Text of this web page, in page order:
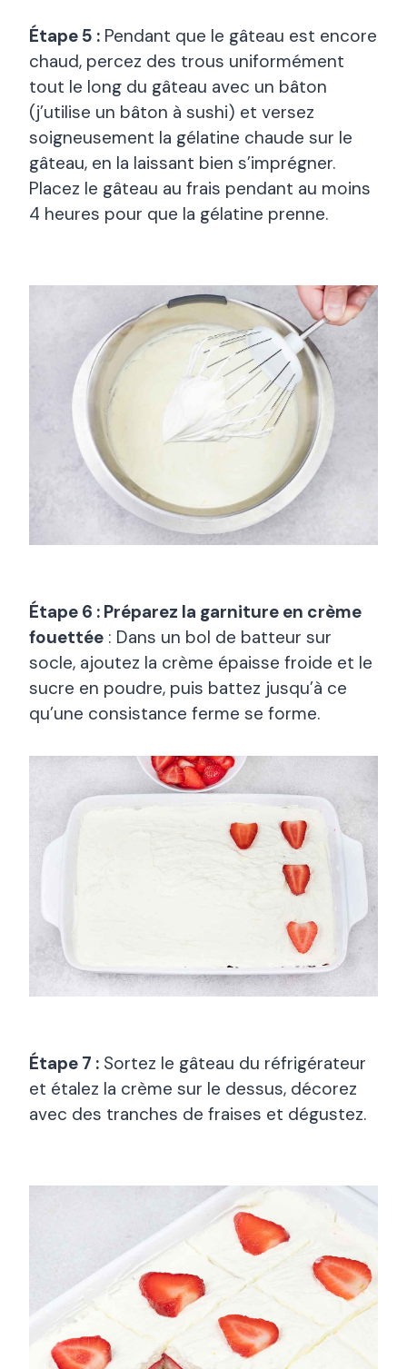
Étape 5 : Pendant que le gâteau est encore
chaud, percez des trous uniformément
tout le long du gâteau avec un bâton
(j’utilise un bâton à sushi) et versez
soigneusement la gélatine chaude sur le
gâteau, en la laissant bien s’imprégner.
Placez le gâteau au frais pendant au moins
4 heures pour que la gélatine prenne.
Étape 6 : Préparez la garniture en crème
fouettée : Dans un bol de batteur sur
socle, ajoutez la crème épaisse froide et le
sucre en poudre, puis battez jusqu’à ce
qu’une consistance ferme se forme.
Étape 7 : Sortez le gâteau du réfrigérateur
et étalez la crème sur le dessus, décorez
avec des tranches de fraises et dégustez.